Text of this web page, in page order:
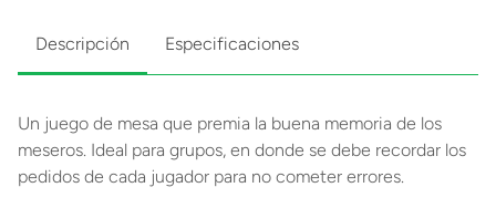
Descripción Especificaciones
Un juego de mesa que premia la buena memoria de los
meseros. Ideal para grupos, en donde se debe recordar los
pedidos de cada jugador para no cometer errores.